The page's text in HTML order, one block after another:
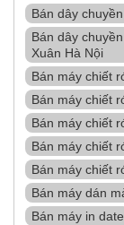
Bán dây
Bán dây
Xuân Hà Nội
Bán máy chiết
Bán máy chiết
Bán máy chiết
Bán máy chiết
Bán máy chiết
Bán máy dán
Bán máy in date